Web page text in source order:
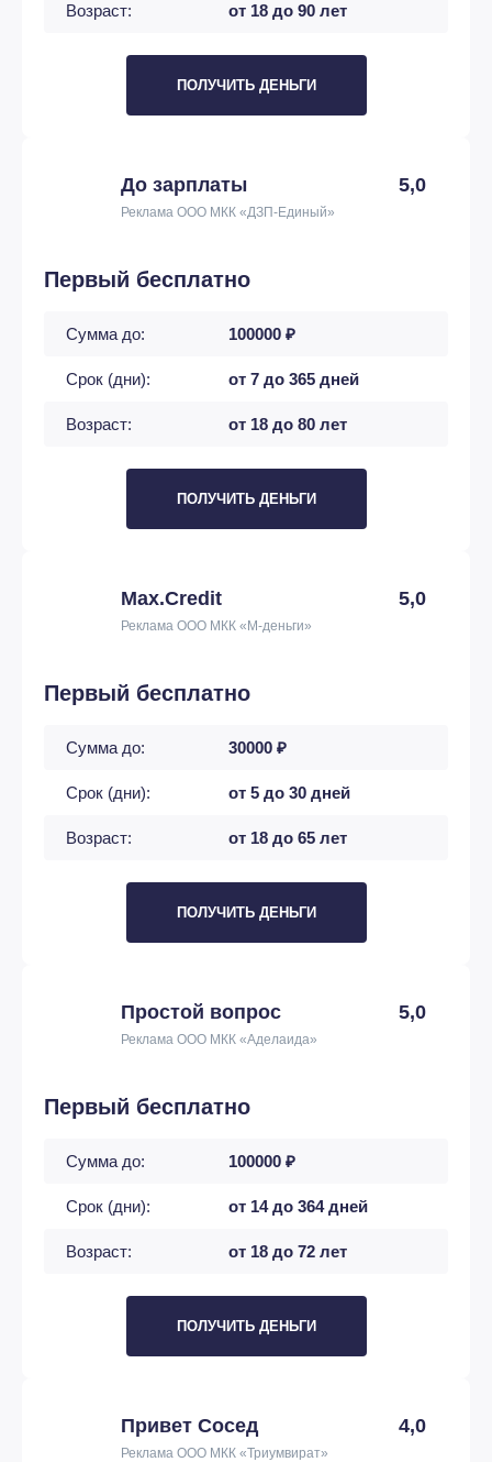
Возраст: от 18 до 90 лет
ПОЛУЧИТЬ ДЕНЬГИ
До зарплаты 5,0
Реклама ООО МКК «ДЗП-Единый»
Первый бесплатно
Сумма до: 100000 ₽
Срок (дни): от 7 до 365 дней
Возраст: от 18 до 80 лет
ПОЛУЧИТЬ ДЕНЬГИ
Max.Credit 5,0
Реклама ООО МКК «М-деньги»
Первый бесплатно
Сумма до: 30000 ₽
Срок (дни): от 5 до 30 дней
Возраст: от 18 до 65 лет
ПОЛУЧИТЬ ДЕНЬГИ
Простой вопрос 5,0
Реклама ООО МКК «Аделаида»
Первый бесплатно
Сумма до: 100000 ₽
Срок (дни): от 14 до 364 дней
Возраст: от 18 до 72 лет
ПОЛУЧИТЬ ДЕНЬГИ
Привет Сосед 4,0
Реклама ООО МКК «Триумвират»